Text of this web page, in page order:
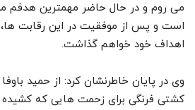
می روم و در حال حاضر مهمترین هدفم
است و پس از موفقیت در این رقابت ها،
اهداف خود خواهم گذاشت.
وی در پایان خاطرنشان کرد: از حمید
کشتی فرنگی برای زحمت هایی که کشیده